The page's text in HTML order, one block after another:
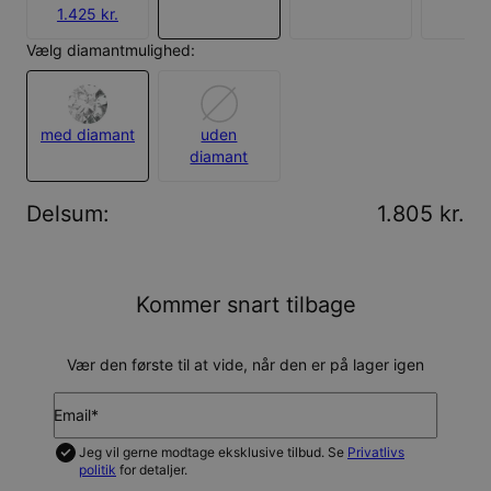
1.425 kr.
Vælg diamantmulighed:
med diamant
uden
diamant
Delsum: 1.805 kr.
Kommer snart tilbage
Vær den første til at vide, når den er på lager igen
Email*
Jeg vil gerne modtage eksklusive tilbud. Se Privatlivs
politik for detaljer.